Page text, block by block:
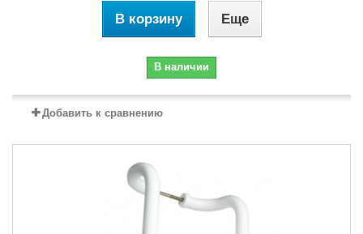
В корзину Еще
В наличии
Добавить к сравнению